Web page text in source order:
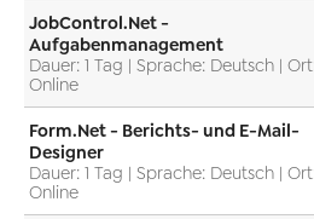
JobControl.Net -
Aufgabenmanagement
Dauer: 1 Tag | Sprache: Deutsch |
Online
Form.Net - Berichts- und E-Mail-
Designer
Dauer: 1 Tag | Sprache: Deutsch |
Online